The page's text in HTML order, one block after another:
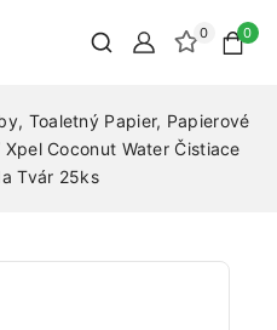
0 0
Toaletný Papier, Papierové
Xpel Coconut Water Čistiace
Tvár 25ks